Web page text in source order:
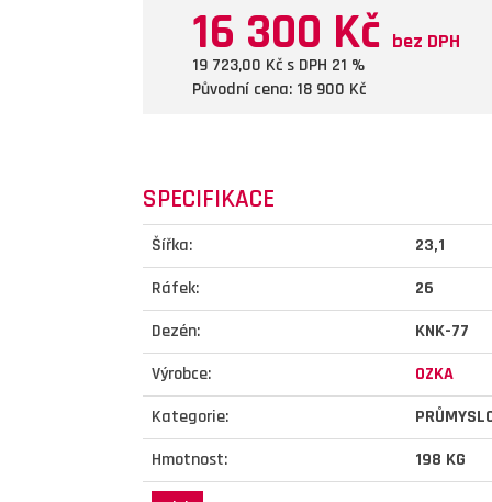
16 300 Kč bez DPH
19 723,00 Kč s DPH 21 %
Původní cena: 18 900 Kč
SPECIFIKACE
Šířka:
23,1
Ráfek:
26
Dezén:
KNK-77
Výrobce:
OZKA
Kategorie:
Hmotnost:
198 KG